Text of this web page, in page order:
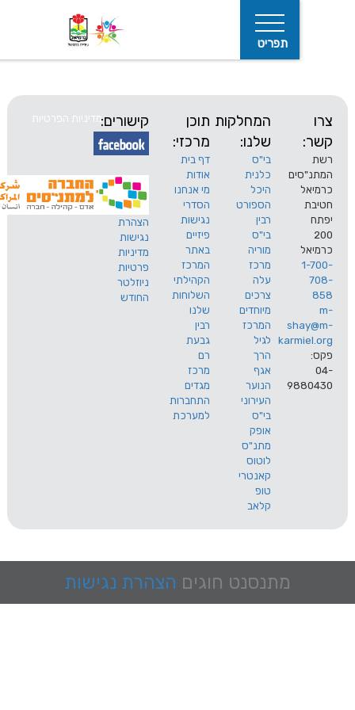
המחלקות
שלנו:
בי"ס
כלנית
היכל
הספורט
רבין
בי"ס
מוריה
מרכז
עלה
צרכים
מיוחדים
המרכז
לגיל
הרך
אגף
הנוער
תוכן
מרכזי:
דף בית
אודות
מי אנחנו
הסדרי
נגישות
פיזיים
באתר
המרכז
הקהילתי
השלוחות
שלנו
רבין
גבעת
רם
מרכז
מגדים
התחברות
למערכת
קישורים:
הצהרת
נגישות
מדיניות
פרטיות
ניוזלטר
החודש
מדיניות הפרטיות
מתנסנט חוגים הצהרת נגישות